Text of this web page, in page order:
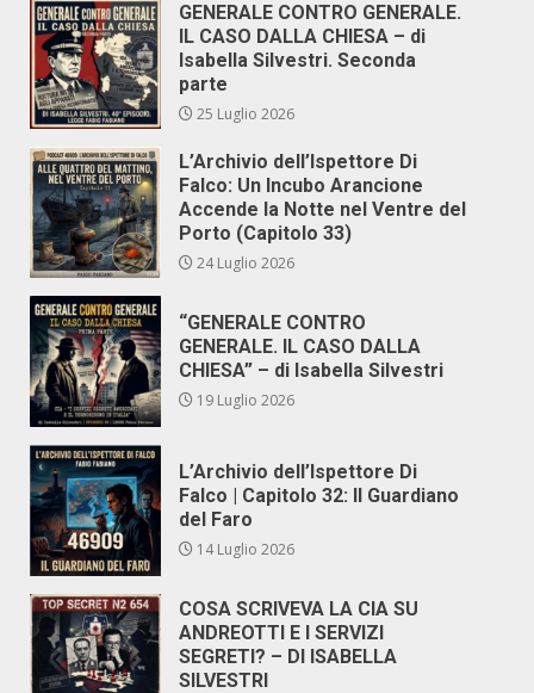
GENERALE CONTRO GENERALE.
IL CASO DALLA CHIESA – di
Isabella Silvestri. Seconda
parte
25 Luglio 2026
L’Archivio dell’Ispettore Di
Falco: Un Incubo Arancione
Accende la Notte nel Ventre del
Porto (Capitolo 33)
24 Luglio 2026
“GENERALE CONTRO
GENERALE. IL CASO DALLA
CHIESA” – di Isabella Silvestri
19 Luglio 2026
L’Archivio dell’Ispettore Di
Falco | Capitolo 32: Il Guardiano
del Faro
14 Luglio 2026
COSA SCRIVEVA LA CIA SU
ANDREOTTI E I SERVIZI
SEGRETI? – DI ISABELLA
SILVESTRI